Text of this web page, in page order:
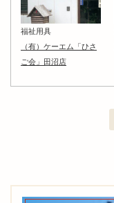
福祉用具
（有）ケーエム「ひさ
ご会」田沼店